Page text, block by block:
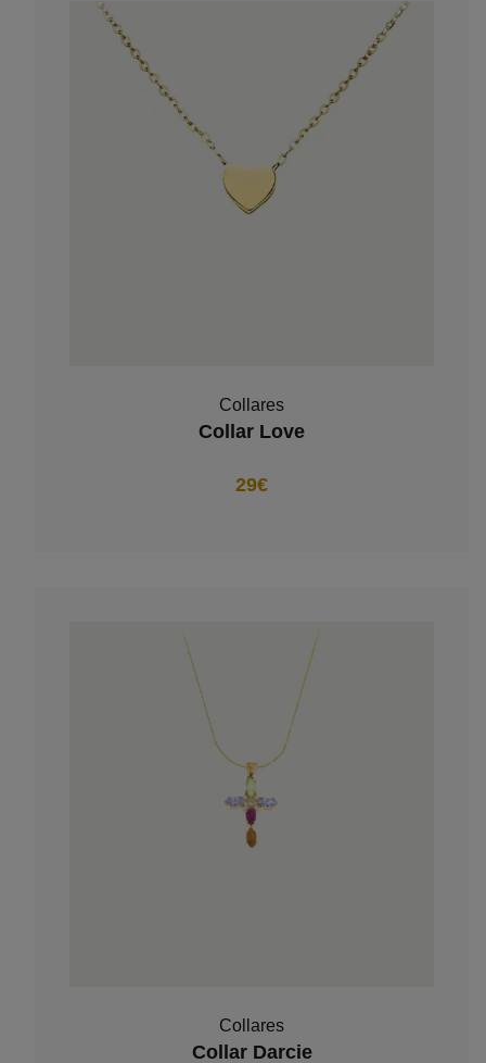
Collares
Collar Love
29€
Collares
Collar Darcie